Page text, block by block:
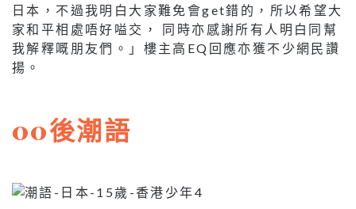
日本，不過我明白大家難免會get錯的，所以希望大
家和平相處唔好嗌交， 同時亦感謝所有人明白同幫
我解釋嘅朋友們。」樓主高EQ回應亦獲不少網民讚
揚。
00後潮語